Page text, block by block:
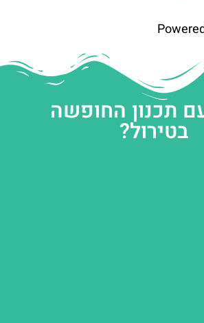
תכנון החופשה
בטירול?